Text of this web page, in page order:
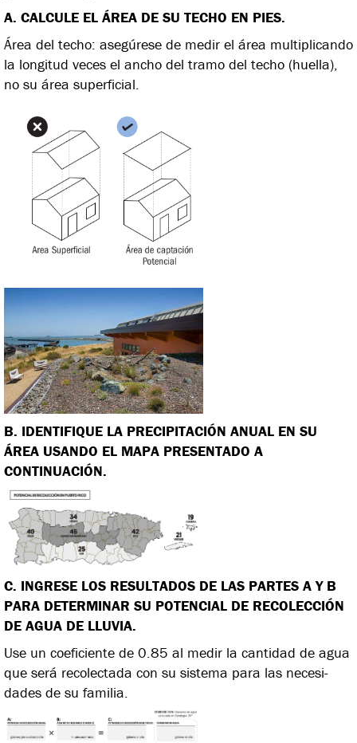
A. CALCULE EL ÁREA DE SU TECHO EN PIES.
Área del techo: asegúrese de medir el área multiplicando
la longitud veces el ancho del tramo del techo (huella),
no su área superficial.
B. IDENTIFIQUE LA PRECIPITACIÓN ANUAL EN SU
ÁREA USANDO EL MAPA PRESENTADO A
CONTINUACIÓN.
C. INGRESE LOS RESULTADOS DE LAS PARTES A Y B
PARA DETERMINAR SU POTENCIAL DE RECOLECCIÓN
DE AGUA DE LLUVIA.
Use un coeficiente de 0.85 al medir la cantidad de agua
que será recolectada con su sistema para las necesi-
dades de su familia.